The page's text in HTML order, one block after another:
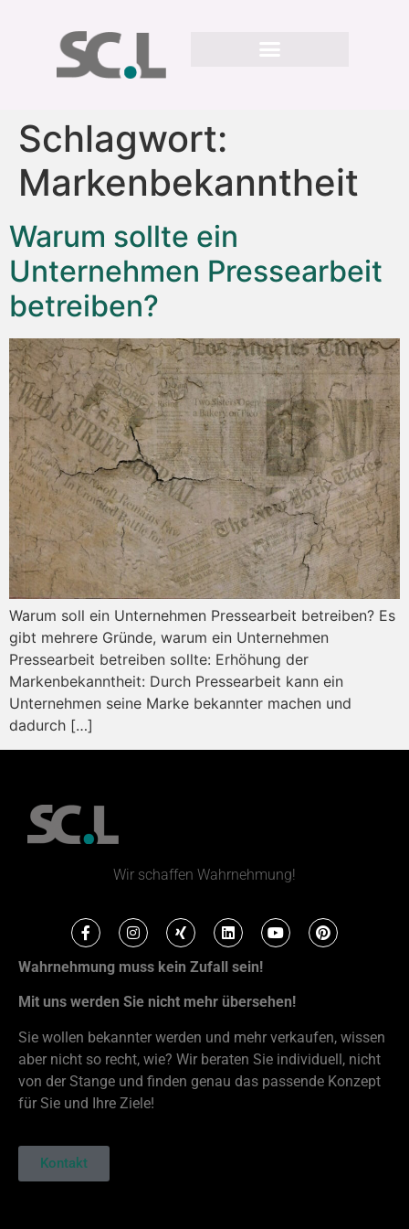
Schlagwort:
Markenbekanntheit
Warum sollte ein
Unternehmen Pressearbeit
betreiben?
Warum soll ein Unternehmen Pressearbeit betreiben? Es
gibt mehrere Gründe, warum ein Unternehmen
Pressearbeit betreiben sollte: Erhöhung der
Markenbekanntheit: Durch Pressearbeit kann ein
Unternehmen seine Marke bekannter machen und
dadurch […]
Wir schaffen Wahrnehmung!
Wahrnehmung muss kein Zufall sein!
Mit uns werden Sie nicht mehr übersehen!
Sie wollen bekannter werden und mehr verkaufen, wissen
aber nicht so recht, wie? Wir beraten Sie individuell, nicht
von der Stange und finden genau das passende Konzept
für Sie und Ihre Ziele!
Kontakt